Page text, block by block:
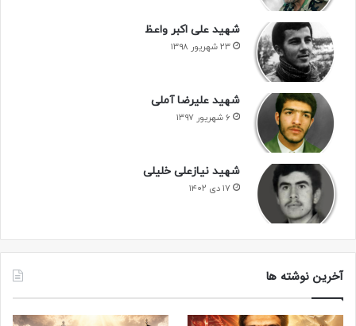
شهید علی اکبر واعظ
۲۳ شهریور ۱۳۹۸
شهید علیرضا آملی
۶ شهریور ۱۳۹۷
شهید نیازعلی خلیلی
۱۷ دی ۱۴۰۲
آخرین نوشته ها